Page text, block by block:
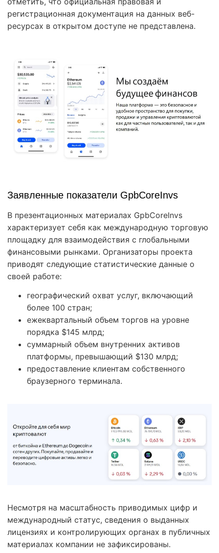
регистрационная документация на данных веб-
ресурсах в открытом доступе не представлена.
Заявленные показатели GpbCoreInvs
В презентационных материалах GpbCoreInvs
характеризует себя как международную торговую
площадку для взаимодействия с глобальными
финансовыми рынками. Организаторы проекта
приводят следующие статистические данные о
своей работе:
географический охват услуг, включающий
более 100 стран;
ежеквартальный объем торгов на уровне
порядка $145 млрд;
суммарный объем внутренних активов
платформы, превышающий $130 млрд;
предоставление клиентам собственного
браузерного терминала.
Несмотря на масштабность приводимых цифр и
международный статус, сведения о выданных
лицензиях и контролирующих органах в публичных
материалах компании не зафиксированы.